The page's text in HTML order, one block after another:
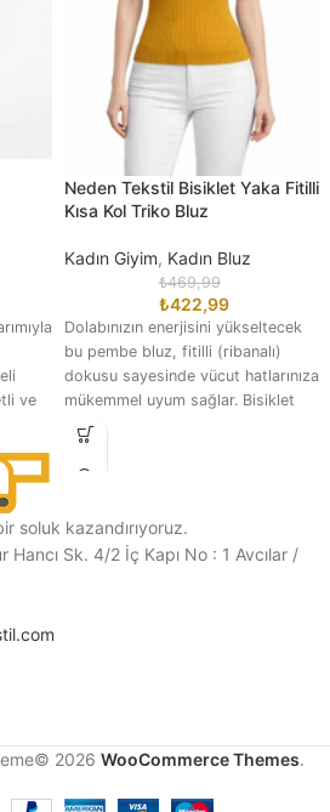
ve
Neden Tekstil Bisiklet Yaka Fitilli
Kısa Kol Triko Bluz
Kadın Giyim, Kadın Bluz
₺469,99
₺422,99
Dolabınızın enerjisini yükseltecek
bu pembe bluz, fitilli (ribanalı)
dokusu sayesinde vücut hatlarınıza
mükemmel uyum sağlar. Bisiklet
yaka kesimi ve ideal
soluk kazandırıyoruz.
Hancı Sk. 4/2 İç Kapı No : 1 Avcılar /
2026 WooCommerce Themes.